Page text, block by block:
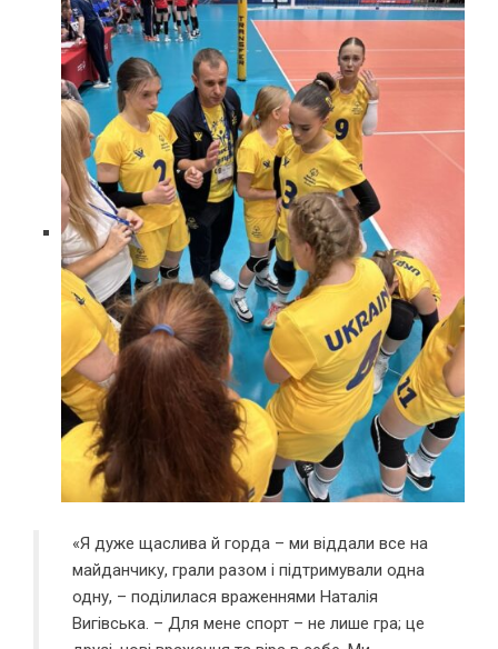
«Я дуже щаслива й горда – ми віддали все на
майданчику, грали разом і підтримували одна
одну, – поділилася враженнями Наталія
Вигівська. – Для мене спорт – не лише гра; це